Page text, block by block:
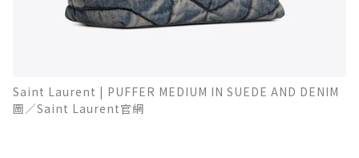
Saint Laurent | PUFFER MEDIUM IN SUEDE AND DENIM
圖／Saint Laurent官網